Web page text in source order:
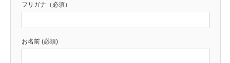
フリガナ（必須）
お名前 (必須)